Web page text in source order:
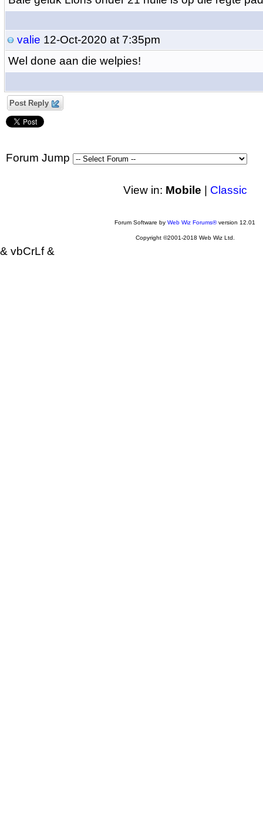
valie 12-Oct-2020 at 7:35pm
Wel done aan die welpies!
Post Reply
Forum Jump
View in: Mobile Classic
Forum Software by Web Wiz Forums®version 12.01
Copyright ©2001-2018 Web Wiz Ltd.
& vbCrLf &